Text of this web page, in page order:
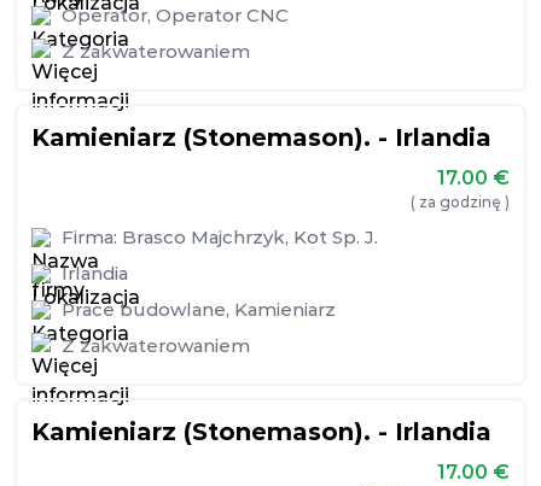
Operator, Operator CNC
Z zakwaterowaniem
Kamieniarz (Stonemason). - Irlandia
17.00 €
( za godzinę )
Firma: Brasco Majchrzyk, Kot Sp. J.
Irlandia
Prace budowlane, Kamieniarz
Z zakwaterowaniem
Kamieniarz (Stonemason). - Irlandia
17.00 €